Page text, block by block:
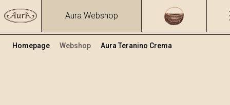
Aura Webshop
Homepage Webshop Aura Teranino Crema